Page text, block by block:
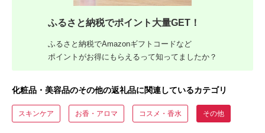
ふるさと納税でポイント大量GET！
ふるさと納税でAmazonギフトコードなど
ポイントがお得にもらえるって知ってましたか？
化粧品・美容品のその他の返礼品に関連しているカテゴリ
スキンケア お香・アロマ コスメ・香水 その他